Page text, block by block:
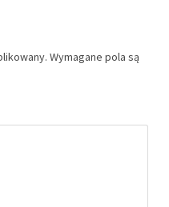
Wymagane pola są